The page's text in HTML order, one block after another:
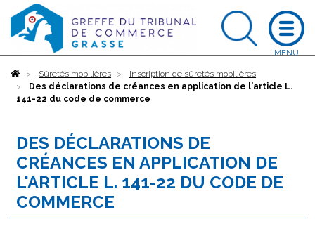
AccueilSûretés mobilières
Inscription de sûretés mobilières
Des déclarations de créances en application de l'article L.
141-22 du code de commerce
DES DÉCLARATIONS DE
CRÉANCES EN APPLICATION DE
L'ARTICLE L. 141-22 DU CODE DE
COMMERCE